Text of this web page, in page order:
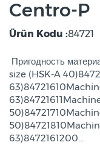
Centro-P
Ürün Kodu :84721
Пригодность
size (HSK-A
63)8472161200...